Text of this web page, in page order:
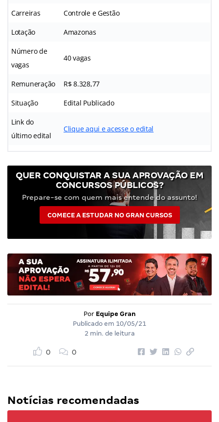
Carreiras Controle e Gestão
Lotação Amazonas
Número de
vagas
40 vagas
Remuneração R$ 8.328,77
Situação Edital Publicado
Link do
último edital
Clique aqui e acesse o edital
QUER CONQUISTAR A SUA APROVAÇÃO EM
CONCURSOS PÚBLICOS?
Prepare-se com quem mais entende do assunto!
COMECE A ESTUDAR NO GRAN CURSOS
Por Equipe Gran
Publicado em 10/05/21
2 min. de leitura
0 0
Notícias recomendadas